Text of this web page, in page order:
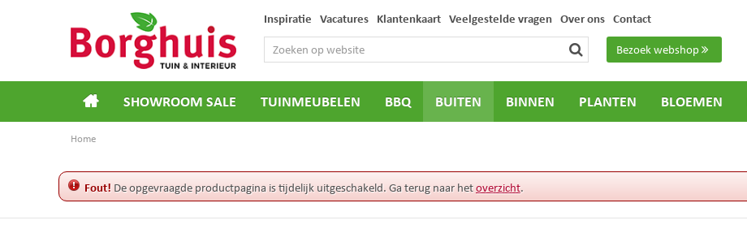
Home
Bezoek webshop
Inspiratie Vacatures Klantenkaart Veelgestelde vragen Over ons Contact
SHOWROOM SALE TUINMEUBELEN BBQ BUITEN BINNEN PLANTEN BLOEMEN
Fout! De opgevraagde productpagina is tijdelijk uitgeschakeld. Ga terug naar hetoverzicht.